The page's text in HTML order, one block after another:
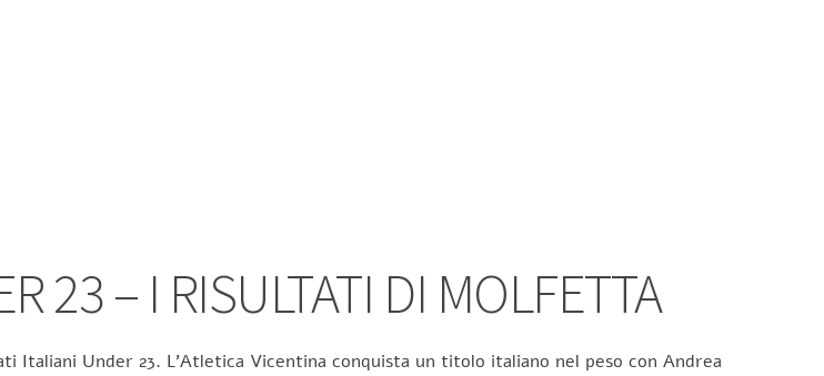
23 – I RISULTATI DI MOLFETTA
Italiani Under 23. L’Atletica Vicentina conquista un titolo italiano nel peso con Andrea